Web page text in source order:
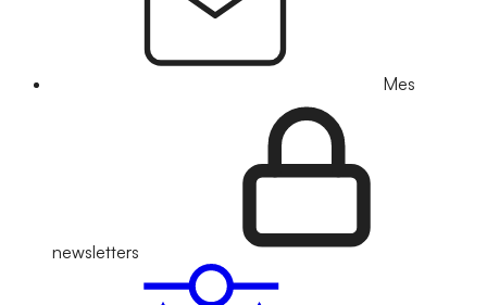
Mes
newsletters